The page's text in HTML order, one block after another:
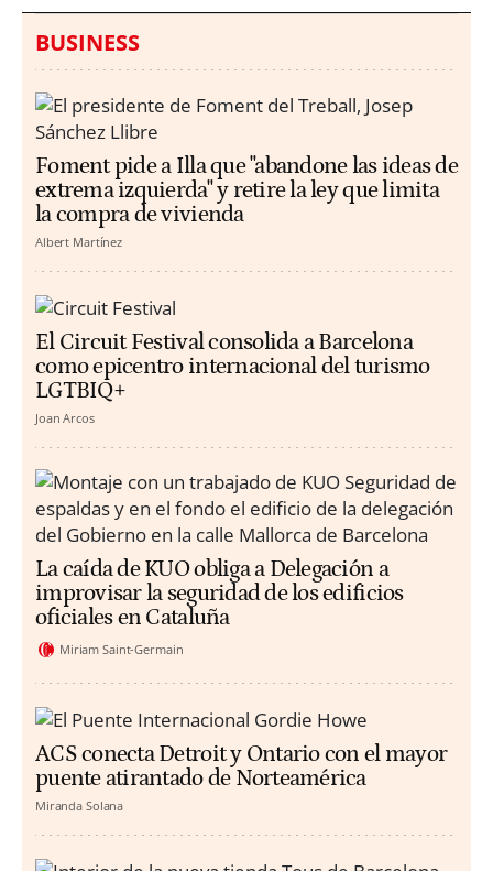
BUSINESS
Foment pide a Illa que "abandone las ideas de
extrema izquierda" y retire la ley que limita
la compra de vivienda
Albert Martínez
El Circuit Festival consolida a Barcelona
como epicentro internacional del turismo
LGTBIQ+
Joan Arcos
La caída de KUO obliga a Delegación a
improvisar la seguridad de los edificios
oficiales en Cataluña
Miriam Saint-Germain
ACS conecta Detroit y Ontario con el mayor
puente atirantado de Norteamérica
Miranda Solana